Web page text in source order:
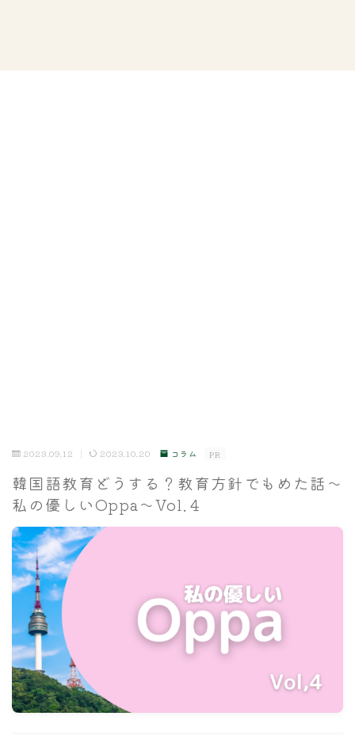
2023.09.12 2023.10.20 コラム PR
韓国語教育どうする？教育方針でもめた話～
私の優しいOppa～Vol.４